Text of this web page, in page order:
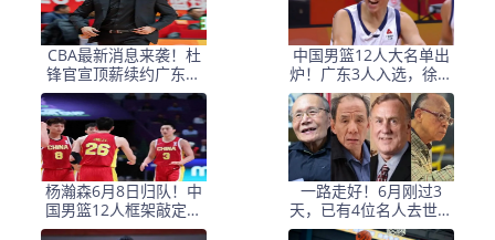
CBA最新消息来袭！杜
锋官宣顶薪续约广东男
篮，杨鸣婉拒执教北控
中国男篮12人大名单出
炉！广东3人入选，徐昕
国家队首秀，胡明轩轮
休
杨瀚森6月8日归队！中
国男篮12人框架敲定，
锋线王牌竟是他？
一路走好！6月刚过3
天，已有4位名人去世，
姚明等人发文悼念